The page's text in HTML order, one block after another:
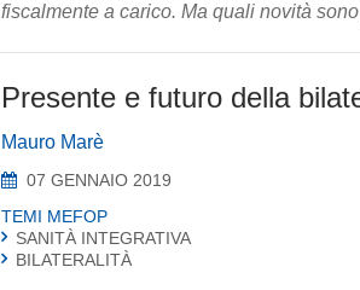
fiscalmente a carico. Ma quali novità
Presente e futuro della
Mauro Marè
07 GENNAIO 2019
TEMI MEFOP
SANITÀ INTEGRATIVA
BILATERALITÀ